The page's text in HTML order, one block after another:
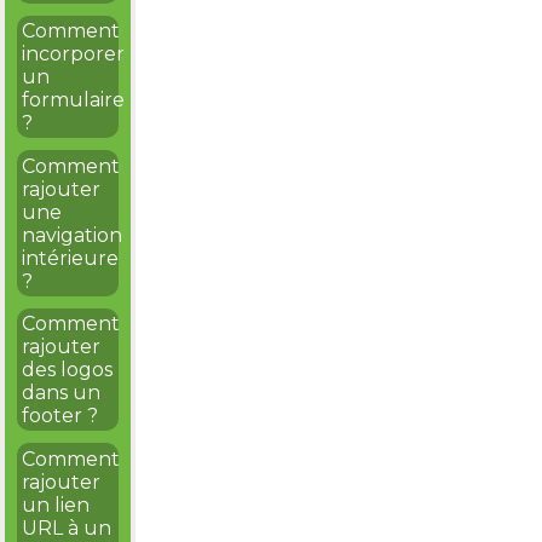
Comment
incorporer
un
formulaire
?
Comment
rajouter
une
navigation
intérieure
?
Comment
rajouter
des logos
dans un
footer ?
Comment
rajouter
un lien
URL à un